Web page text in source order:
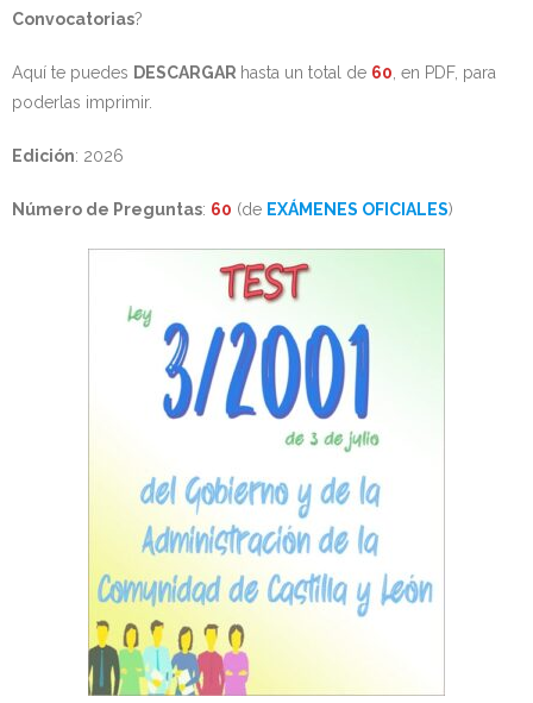
Convocatorias?
Aquí te puedes DESCARGAR hasta un total de 60 , en PDF, para
poderlas imprimir.
Edición: 2026
Número de Preguntas: 60 (de EXÁMENES OFICIALES)